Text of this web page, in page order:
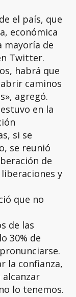
el país, que
económica
mayoría de
Twitter.
habrá que
caminos
agregó.
en la
si se
se reunió
de
y
que no
de las
30% de
la confianza,
lo tenemos.